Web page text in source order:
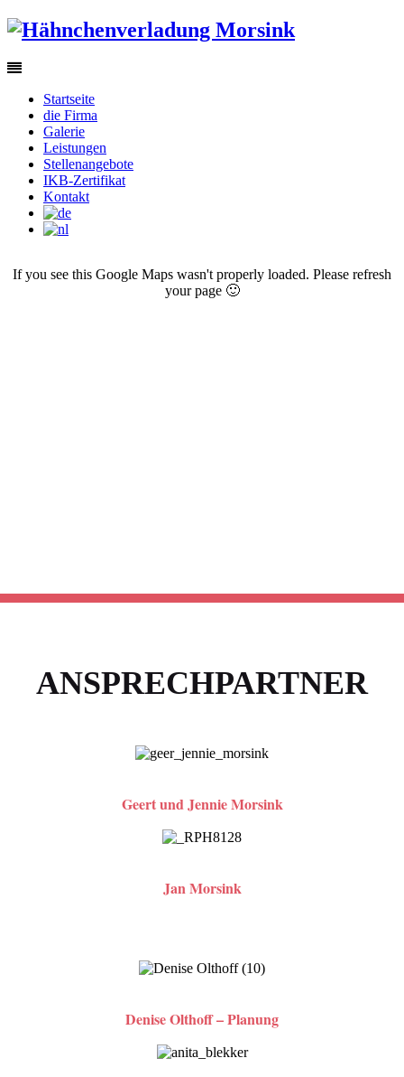
Startseite
die Firma
Galerie
Leistungen
Stellenangebote
IKB-Zertifikat
Kontakt
If you see this Google Maps wasn't properly loaded. Please refresh
your page 🙂
ANSPRECHPARTNER
Geert und Jennie Morsink
Jan Morsink
Denise Olthoff – Planung